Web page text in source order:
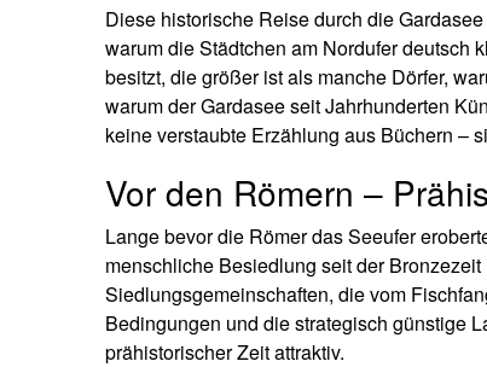
Diese historische Reise durch die
warum die Städtchen am Nordufer deutsch
besitzt, die größer ist als manche Dörfer,
warum der Gardasee seit Jahrhunderten
keine verstaubte Erzählung aus Büchern –
Vor den Römern –
Lange bevor die Römer das Seeufer
menschliche Besiedlung seit der
Siedlungsgemeinschaften, die vom
Bedingungen und die strategisch günstige
prähistorischer Zeit attraktiv.